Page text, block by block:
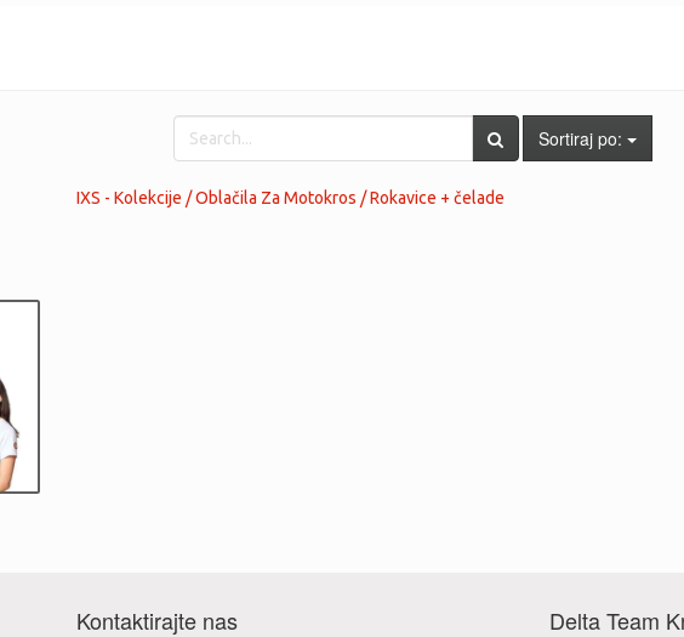
Sortiraj po:
IXS - Kolekcije / Oblačila Za Motokros / Rokavice + čelade
Kontaktirajte nas Delta Team